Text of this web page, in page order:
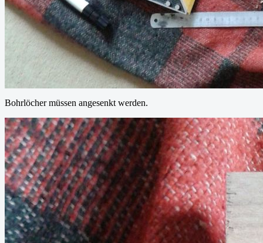
Bohrlöcher müssen angesenkt werden.